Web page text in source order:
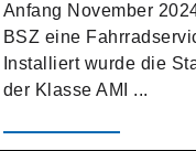
Anfang November
BSZ eine
Installiert wurde die
der Klasse AMI ...